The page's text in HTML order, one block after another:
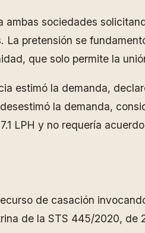
ambas sociedades
La pretensión se
que solo permite la
estimó la demanda,
la demanda,
LPH y no requería
de casación
de la STS 445/2020,